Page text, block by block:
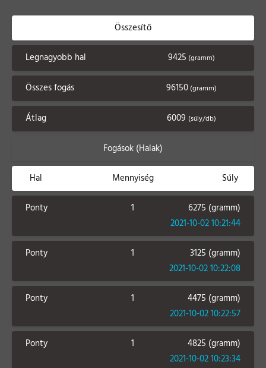
Összesítő
Legnagyobb hal 9425 (gramm)
Összes fogás 96150(gramm)
Átlag 6009 (súly/db)
Fogások (Halak)
Hal Mennyiség Súly
Ponty 1
6275 (gramm)
2021-10-02 10:21:44
Ponty 1
3125 (gramm)
2021-10-02 10:22:08
Ponty 1
4475 (gramm)
2021-10-02 10:22:57
Ponty 1
4825 (gramm)
2021-10-02 10:23:34